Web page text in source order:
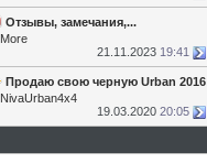
Отзывы, замечания,...
More
21.11.2023 19:41
Продаю свою черную Urban 2016
NivaUrban4x4
19.03.2020 20:05